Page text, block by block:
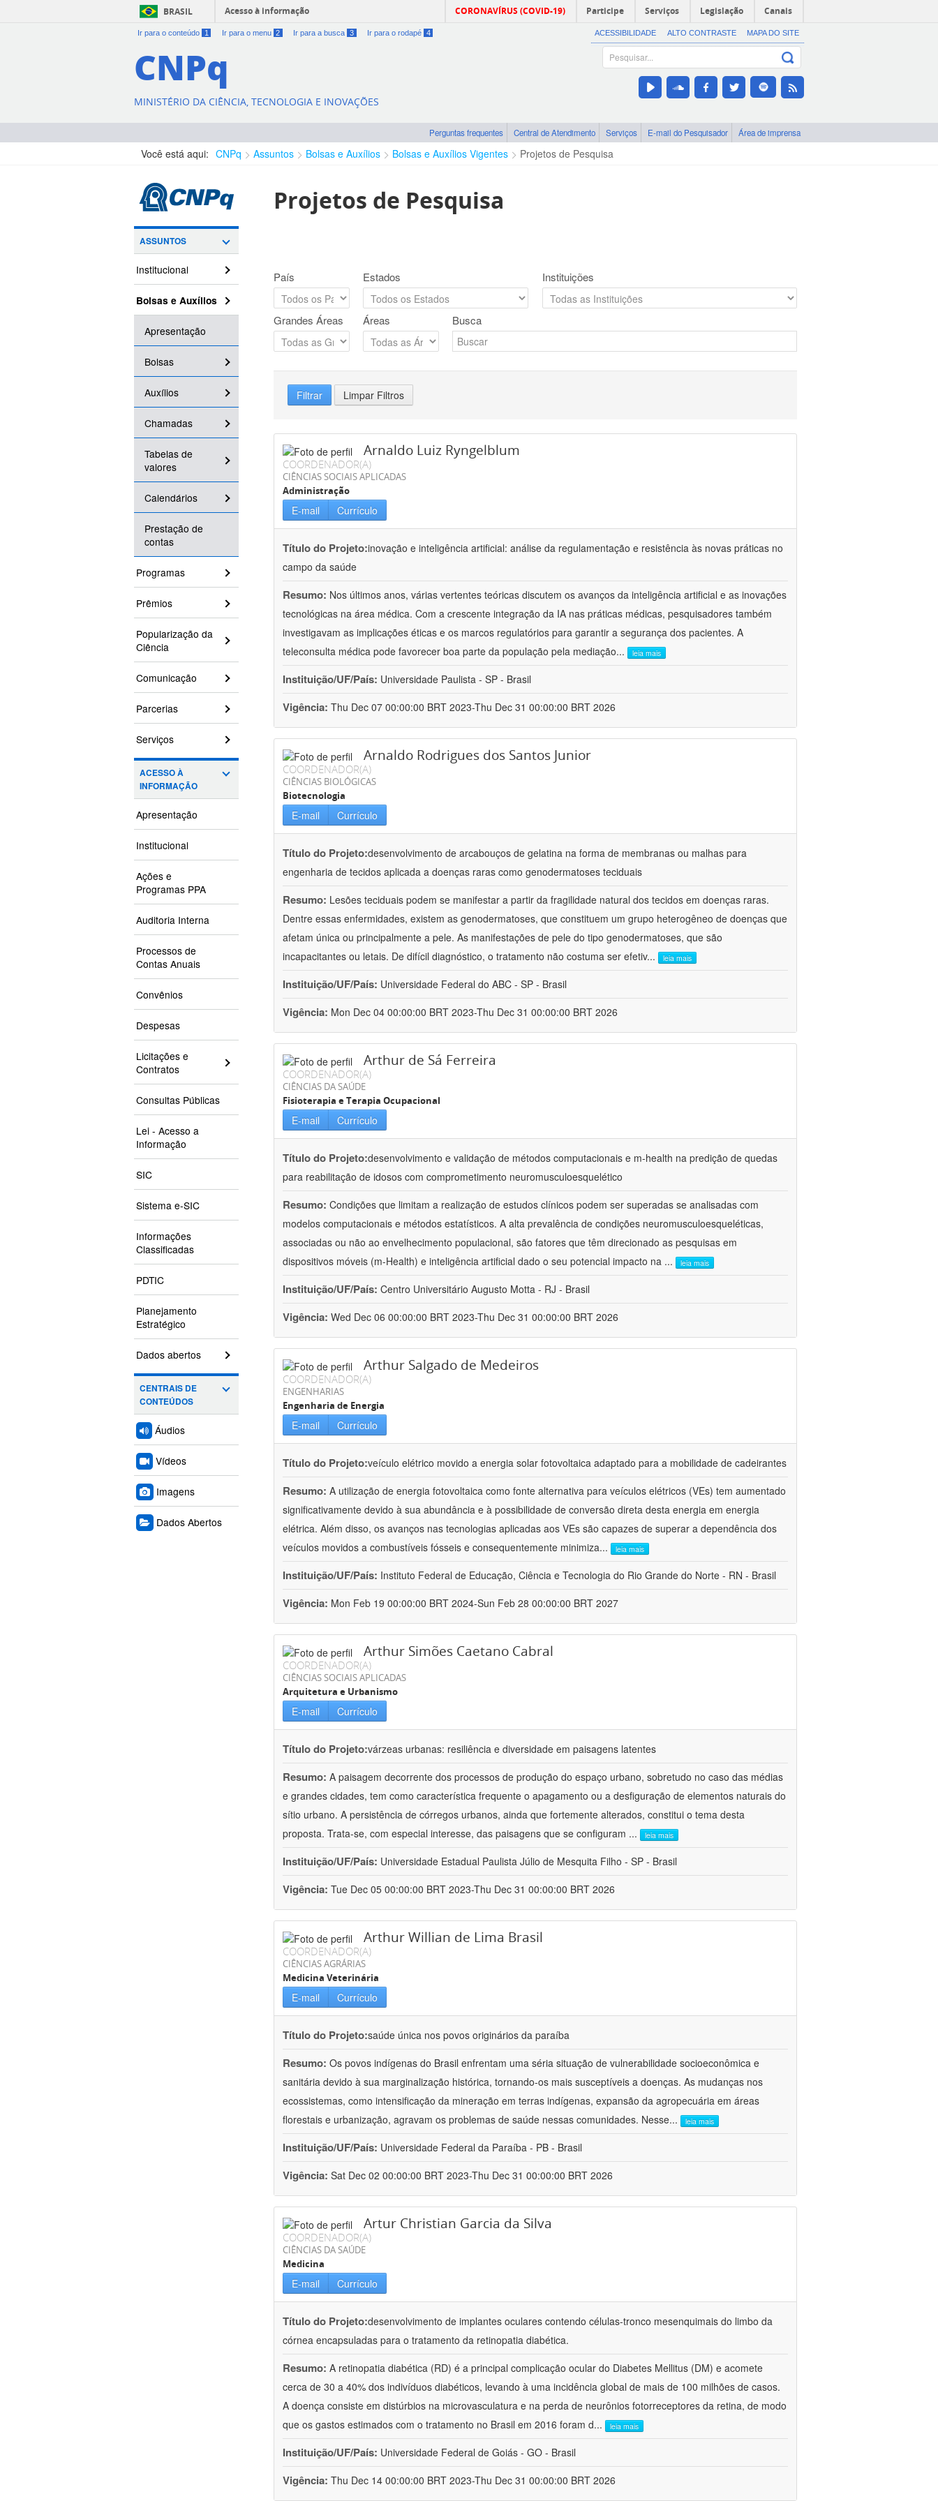
BRASIL Acesso à informação CORONAVÍRUS (COVID-19) Participe Serviços Legislação Canais
Ir para o conteúdo 1 Ir para o menu 2 Ir para a busca 3 Ir para o rodapé 4 ACESSIBILIDADE ALTO CONTRASTE MAPA DO SITE
CNPq
MINISTÉRIO DA CIÊNCIA, TECNOLOGIA E INOVAÇÕES
Perguntas frequentes Central de Atendimento Serviços E-mail do Pesquisador Área de imprensa
Você está aqui: CNPq Assuntos Bolsas e Auxílios Bolsas e Auxílios Vigentes Projetos de Pesquisa
ASSUNTOS
Institucional
Bolsas e Auxílios
Apresentação
Bolsas
Auxílios
Chamadas
Tabelas de
valores
Calendários
Prestação de
contas
Programas
Prêmios
Popularização da
Ciência
Comunicação
Parcerias
Serviços
ACESSO À
INFORMAÇÃO
Apresentação
Institucional
Ações e
Programas PPA
Auditoria Interna
Processos de
Contas Anuais
Convênios
Despesas
Licitações e
Contratos
Consultas Públicas
Lei - Acesso a
Informação
SIC
Sistema e-SIC
Informações
Classificadas
PDTIC
Planejamento
Estratégico
Dados abertos
CENTRAIS DE
CONTEÚDOS
Áudios
Vídeos
Imagens
Dados Abertos
Projetos de Pesquisa
País Estados Instituições
Grandes Áreas Áreas Busca
Filtrar Limpar Filtros
Arnaldo Luiz Ryngelblum
COORDENADOR(A)
CIÊNCIAS SOCIAIS APLICADAS
Administração
E-mail Currículo
Título do Projeto:inovação e inteligência artificial: análise da regulamentação e resistência às novas práticas no
campo da saúde
Resumo: Nos últimos anos, várias vertentes teóricas discutem os avanços da inteligência artificial e as inovações
tecnológicas na área médica. Com a crescente integração da IA nas práticas médicas, pesquisadores também
investigavam as implicações éticas e os marcos regulatórios para garantir a segurança dos pacientes. A
teleconsulta médica pode favorecer boa parte da população pela mediação... leia mais
Instituição/UF/País: Universidade Paulista - SP - Brasil
Vigência: Thu Dec 07 00:00:00 BRT 2023-Thu Dec 31 00:00:00 BRT 2026
Arnaldo Rodrigues dos Santos Junior
COORDENADOR(A)
CIÊNCIAS BIOLÓGICAS
Biotecnologia
E-mail Currículo
Título do Projeto:desenvolvimento de arcabouços de gelatina na forma de membranas ou malhas para
engenharia de tecidos aplicada a doenças raras como genodermatoses teciduais
Resumo: Lesões teciduais podem se manifestar a partir da fragilidade natural dos tecidos em doenças raras.
Dentre essas enfermidades, existem as genodermatoses, que constituem um grupo heterogêneo de doenças que
afetam única ou principalmente a pele. As manifestações de pele do tipo genodermatoses, que são
incapacitantes ou letais. De difícil diagnóstico, o tratamento não costuma ser efetiv... leia mais
Instituição/UF/País: Universidade Federal do ABC - SP - Brasil
Vigência: Mon Dec 04 00:00:00 BRT 2023-Thu Dec 31 00:00:00 BRT 2026
Arthur de Sá Ferreira
COORDENADOR(A)
CIÊNCIAS DA SAÚDE
Fisioterapia e Terapia Ocupacional
E-mail Currículo
Título do Projeto:desenvolvimento e validação de métodos computacionais e m-health na predição de quedas
para reabilitação de idosos com comprometimento neuromusculoesquelético
Resumo: Condições que limitam a realização de estudos clínicos podem ser superadas se analisadas com
modelos computacionais e métodos estatísticos. A alta prevalência de condições neuromusculoesqueléticas,
associadas ou não ao envelhecimento populacional, são fatores que têm direcionado as pesquisas em
dispositivos móveis (m-Health) e inteligência artificial dado o seu potencial impacto na ... leia mais
Instituição/UF/País: Centro Universitário Augusto Motta - RJ - Brasil
Vigência: Wed Dec 06 00:00:00 BRT 2023-Thu Dec 31 00:00:00 BRT 2026
Arthur Salgado de Medeiros
COORDENADOR(A)
ENGENHARIAS
Engenharia de Energia
E-mail Currículo
Título do Projeto:veículo elétrico movido a energia solar fotovoltaica adaptado para a mobilidade de cadeirantes
Resumo: A utilização de energia fotovoltaica como fonte alternativa para veículos elétricos (VEs) tem aumentado
significativamente devido à sua abundância e à possibilidade de conversão direta desta energia em energia
elétrica. Além disso, os avanços nas tecnologias aplicadas aos VEs são capazes de superar a dependência dos
veículos movidos a combustíveis fósseis e consequentemente minimiza... leia mais
Instituição/UF/País: Instituto Federal de Educação, Ciência e Tecnologia do Rio Grande do Norte - RN - Brasil
Vigência: Mon Feb 19 00:00:00 BRT 2024-Sun Feb 28 00:00:00 BRT 2027
Arthur Simões Caetano Cabral
COORDENADOR(A)
CIÊNCIAS SOCIAIS APLICADAS
Arquitetura e Urbanismo
E-mail Currículo
Título do Projeto:várzeas urbanas: resiliência e diversidade em paisagens latentes
Resumo: A paisagem decorrente dos processos de produção do espaço urbano, sobretudo no caso das médias
e grandes cidades, tem como característica frequente o apagamento ou a desfiguração de elementos naturais do
sítio urbano. A persistência de córregos urbanos, ainda que fortemente alterados, constitui o tema desta
proposta. Trata-se, com especial interesse, das paisagens que se configuram ... leia mais
Instituição/UF/País: Universidade Estadual Paulista Júlio de Mesquita Filho - SP - Brasil
Vigência: Tue Dec 05 00:00:00 BRT 2023-Thu Dec 31 00:00:00 BRT 2026
Arthur Willian de Lima Brasil
COORDENADOR(A)
CIÊNCIAS AGRÁRIAS
Medicina Veterinária
E-mail Currículo
Título do Projeto:saúde única nos povos originários da paraíba
Resumo: Os povos indígenas do Brasil enfrentam uma séria situação de vulnerabilidade socioeconômica e
sanitária devido à sua marginalização histórica, tornando-os mais susceptíveis a doenças. As mudanças nos
ecossistemas, como intensificação da mineração em terras indígenas, expansão da agropecuária em áreas
florestais e urbanização, agravam os problemas de saúde nessas comunidades. Nesse... leia mais
Instituição/UF/País: Universidade Federal da Paraíba - PB - Brasil
Vigência: Sat Dec 02 00:00:00 BRT 2023-Thu Dec 31 00:00:00 BRT 2026
Artur Christian Garcia da Silva
COORDENADOR(A)
CIÊNCIAS DA SAÚDE
Medicina
E-mail Currículo
Título do Projeto:desenvolvimento de implantes oculares contendo células-tronco mesenquimais do limbo da
córnea encapsuladas para o tratamento da retinopatia diabética.
Resumo: A retinopatia diabética (RD) é a principal complicação ocular do Diabetes Mellitus (DM) e acomete
cerca de 30 a 40% dos indivíduos diabéticos, levando à uma incidência global de mais de 100 milhões de casos.
A doença consiste em distúrbios na microvasculatura e na perda de neurônios fotorreceptores da retina, de modo
que os gastos estimados com o tratamento no Brasil em 2016 foram d... leia mais
Instituição/UF/País: Universidade Federal de Goiás - GO - Brasil
Vigência: Thu Dec 14 00:00:00 BRT 2023-Thu Dec 31 00:00:00 BRT 2026